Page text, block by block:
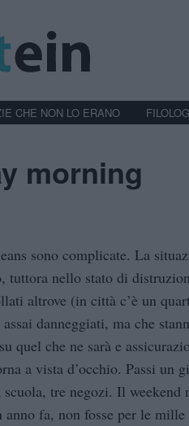
CHE NON LO ERANO
morning
sono complicate. La
tuttora nello stato di
altrove (in città c’è un
danneggiati, ma che
quel che ne sarà e
a vista d’occhio. Passi un
tre negozi. Il weekend
anno fa, non fosse per le mille